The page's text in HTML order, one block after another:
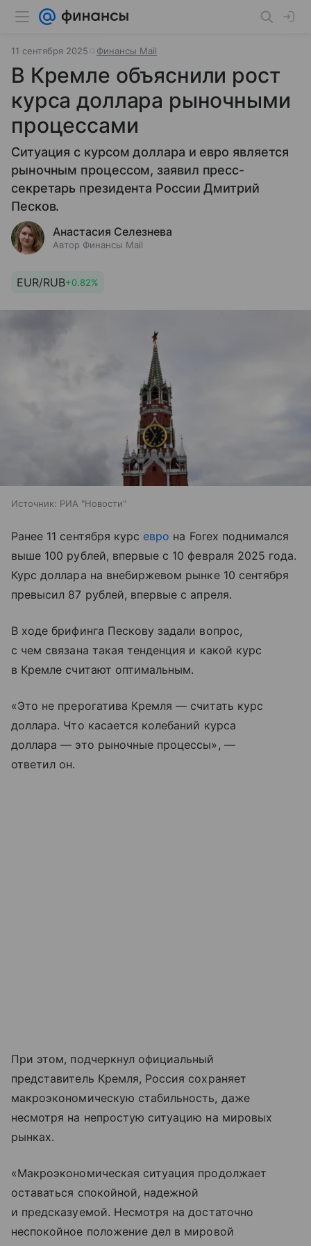
11 сентября 2025 Финансы Mail
В Кремле объяснили рост
курса доллара рыночными
процессами
Ситуация с курсом доллара и евро является
рыночным процессом, заявил пресс-
секретарь президента России Дмитрий
Песков.
Анастасия Селезнева
Автор Финансы Mail
EUR/RUB+0.82%
Источник: РИА "Новости"
Ранее 11 сентября курс евро на Forex поднимался
выше 100 рублей, впервые с 10 февраля 2025 года.
Курс доллара на внебиржевом рынке 10 сентября
превысил 87 рублей, впервые с апреля.
В ходе брифинга Пескову задали вопрос,
с чем связана такая тенденция и какой курс
в Кремле считают оптимальным.
«Это не прерогатива Кремля — считать курс
доллара. Что касается колебаний курса
доллара — это рыночные процессы», —
ответил он.
При этом, подчеркнул официальный
представитель Кремля, Россия сохраняет
макроэкономическую стабильность, даже
несмотря на непростую ситуацию на мировых
рынках.
«Макроэкономическая ситуация продолжает
оставаться спокойной, надежной
и предсказуемой. Несмотря на достаточно
неспокойное положение дел в мировой